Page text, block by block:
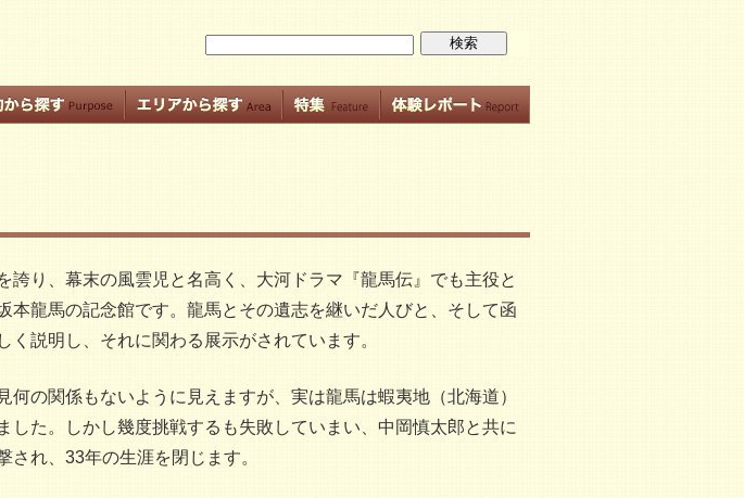
誇り、幕末の風雲児と名高く、大河ドラマ『龍馬伝』でも主役と
本龍馬の記念館です。龍馬とその遺志を継いだ人びと、そして函
く説明し、それに関わる展示がされています。
何の関係もないように見えますが、実は龍馬は蝦夷地（北海道）
した。しかし幾度挑戦するも失敗していまい、中岡慎太郎と共に
され、33年の生涯を閉じます。